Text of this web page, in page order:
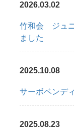
2026.03.02
竹和会 ジュ
ました
2025.10.08
サーボベンデ
2025.08.23